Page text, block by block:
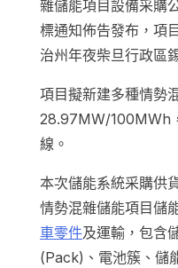
雜儲能項目設備采購
標通知佈告發布，項
治州年夜柴旦行政區
項目擬新建多種情勢
28.97MW/100MWh
線。
本次儲能系統采購供
情勢混雜儲能項目儲
車零件及運輸，包含
(Pack)、電池簇、儲